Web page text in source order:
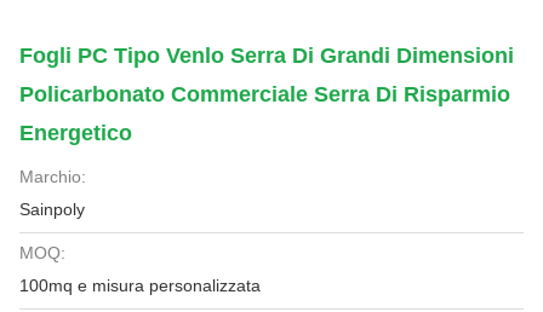
Fogli PC Tipo Venlo Serra Di Grandi Dimensioni
Policarbonato Commerciale Serra Di Risparmio
Energetico
Marchio:
Sainpoly
MOQ:
100mq e misura personalizzata